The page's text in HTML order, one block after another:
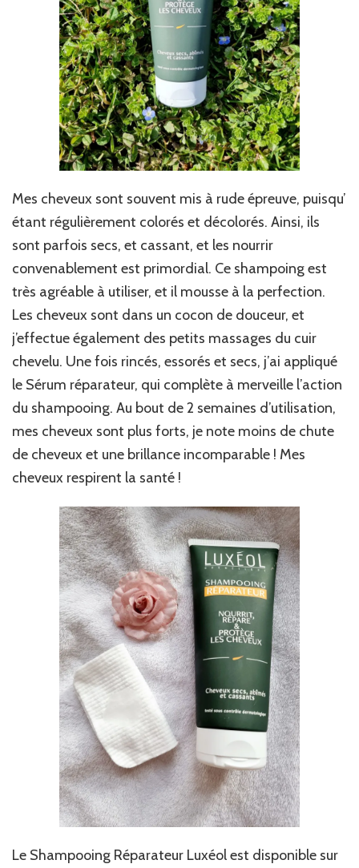
Mes cheveux sont souvent mis à rude épreuve, puisqu’
étant régulièrement colorés et décolorés. Ainsi, ils
sont parfois secs, et cassant, et les nourrir
convenablement est primordial. Ce shampoing est
très agréable à utiliser, et il mousse à la perfection.
Les cheveux sont dans un cocon de douceur, et
j’effectue également des petits massages du cuir
chevelu. Une fois rincés, essorés et secs, j’ai appliqué
le Sérum réparateur, qui complète à merveille l’action
du shampooing. Au bout de 2 semaines d’utilisation,
mes cheveux sont plus forts, je note moins de chute
de cheveux et une brillance incomparable ! Mes
cheveux respirent la santé !
Le Shampooing Réparateur Luxéol est disponible sur